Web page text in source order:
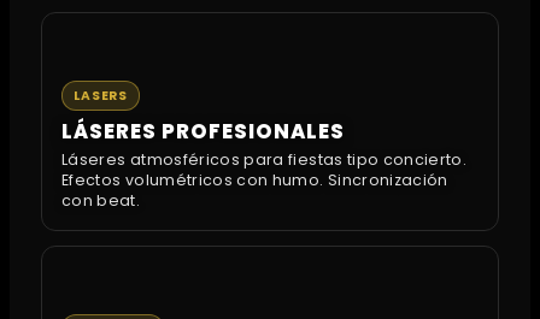
LASERS
LÁSERES PROFESIONALES
Láseres atmosféricos para fiestas tipo concierto.
Efectos volumétricos con humo. Sincronización
con beat.